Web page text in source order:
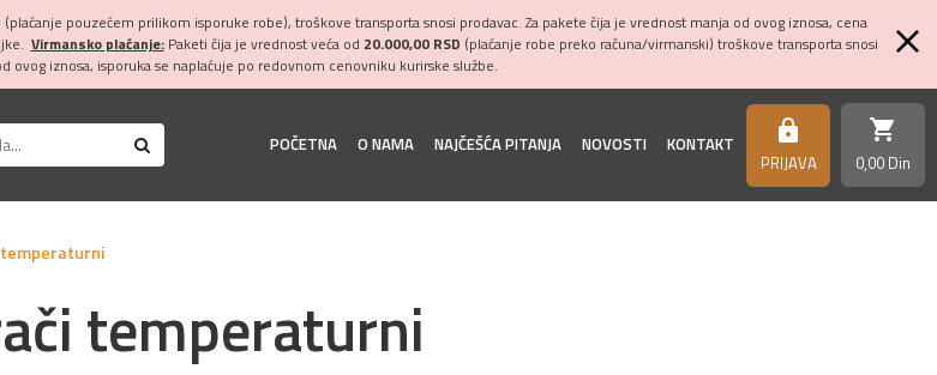
(plaćanje pouzećem prilikom isporuke robe), troškove transporta snosi prodavac. Za pakete čija je vrednost manja od ovog iznosa, cena
Virmansko plaćanje:Paketi čija je vrednost veća od 20.000,00 RSD (plaćanje robe preko računa/virmanski) troškove transporta snosi
ovog iznosa, isporuka se naplaćuje po redovnom cenovniku kurirske službe.
POČETNA O NAMA NAJČEŠĆA PITANJA NOVOSTI KONTAKT https
PRIJAVA
shopping_cart
0,00 Din
temperaturni
temperaturni